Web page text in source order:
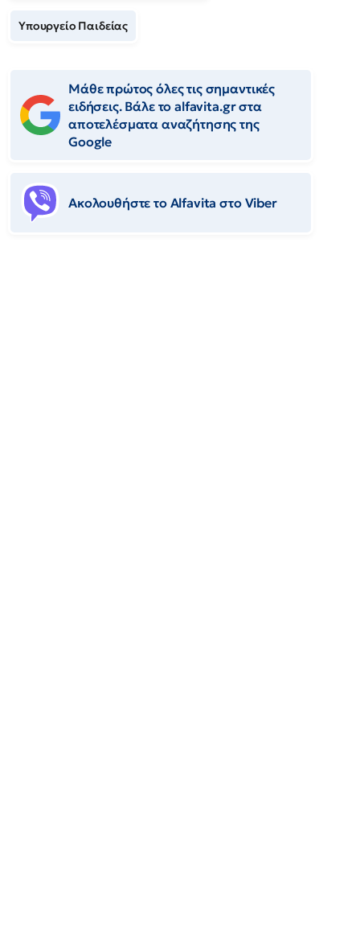
Υπουργείο Παιδείας
Μάθε πρώτος όλες τις σημαντικές
ειδήσεις. Βάλε το alfavita.gr στα
αποτελέσματα αναζήτησης της
Google
Ακολουθήστε το Αlfavita στο Viber